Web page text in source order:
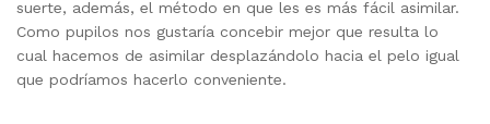
suerte, además, el método en que les es más fácil asimilar.
Como pupilos nos gustaría concebir mejor que resulta lo
cual hacemos de asimilar desplazándolo hacia el pelo igual
que podrí­amos hacerlo conveniente.